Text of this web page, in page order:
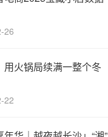
26
火锅局续满一整个冬
22